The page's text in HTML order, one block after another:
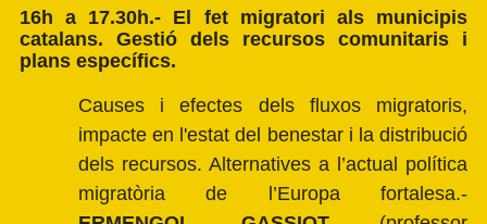
16h a 17.30h.- El fet migratori als municipis
catalans. Gestió dels recursos comunitaris i
plans específics.
Causes i efectes dels fluxos migratoris,
impacte en l'estat del benestar i la distribució
dels recursos. Alternatives a l’actual política
migratòria de l’Europa fortalesa.-